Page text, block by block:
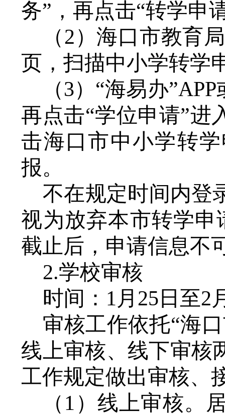
务” ，再点击“转学申
（2）海口市教育
页，扫描中小学转学
（3） “海易办”APP
再点击“学位申请”进
击海口市中小学转
报。
不在规定时间内登
视为放弃本市转学申
截止后，申请信息不
2.学校审核
时间： 1月25日至2
审核工作依托“海
线上审核、线下审核
工作规定做出审核、
（ 1）线上审核。